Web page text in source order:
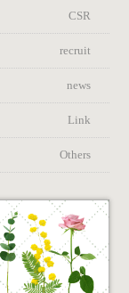
CSR
recruit
news
Link
Others